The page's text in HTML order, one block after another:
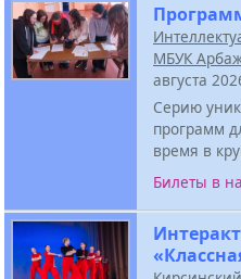
МБУК
августа
Серию
программ
время в
Билеты в